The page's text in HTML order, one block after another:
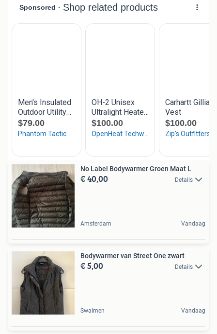
No Label Bodywarmer Groen Maat L
€ 40,00 Details
Amsterdam Vandaag
Bodywarmer van Street One zwart
€ 5,00 Details
Swalmen Vandaag